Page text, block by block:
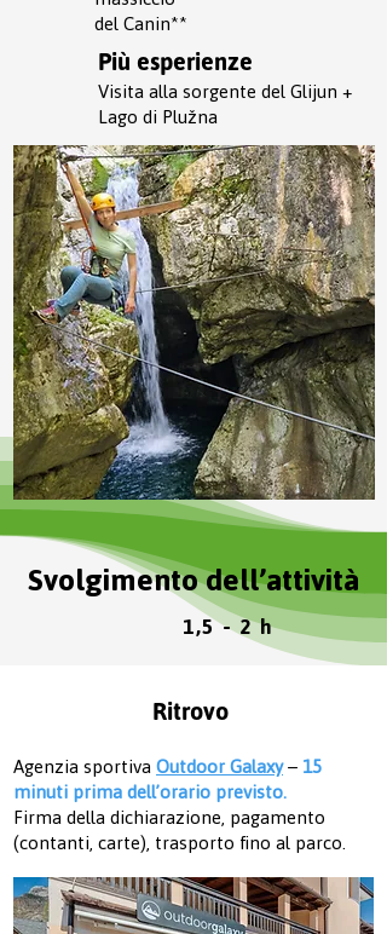
del Canin**
Più esperienze
Visita alla sorgente del Glijun +
Lago di Plužna
Svolgimentodell’attività
1,5 - 2 h
Ritrovo
Agenzia sportiva Outdoor Galaxy– 15
minuti prima dell’orario previsto.
Firma della dichiarazione, pagamento
(contanti, carte), trasporto fino al parco.